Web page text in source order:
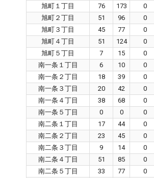
旭町１丁目
76 173 0
旭町２丁目
51 96 0
旭町３丁目
45 77 0
旭町４丁目
51 124 0
旭町５丁目
7 15 0
南一条１丁目
6 10 0
南一条２丁目
18 39 0
南一条３丁目
20 42 0
南一条４丁目
38 68 0
南一条５丁目
0 0 0
南二条１丁目
17 44 0
南二条２丁目
23 45 0
南二条３丁目
9 14 0
南二条４丁目
51 85 0
南二条５丁目
33 77 0